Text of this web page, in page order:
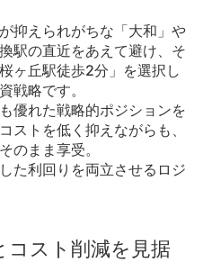
抑えられがちな「大和」や
駅の直近をあえて避け、そ
ヶ丘駅徒歩2分」を選択し
戦略です。
優れた戦略的ポジションを
ストを低く抑えながらも、
のまま享受。
た利回りを両立させるロジ
コスト削減を見据